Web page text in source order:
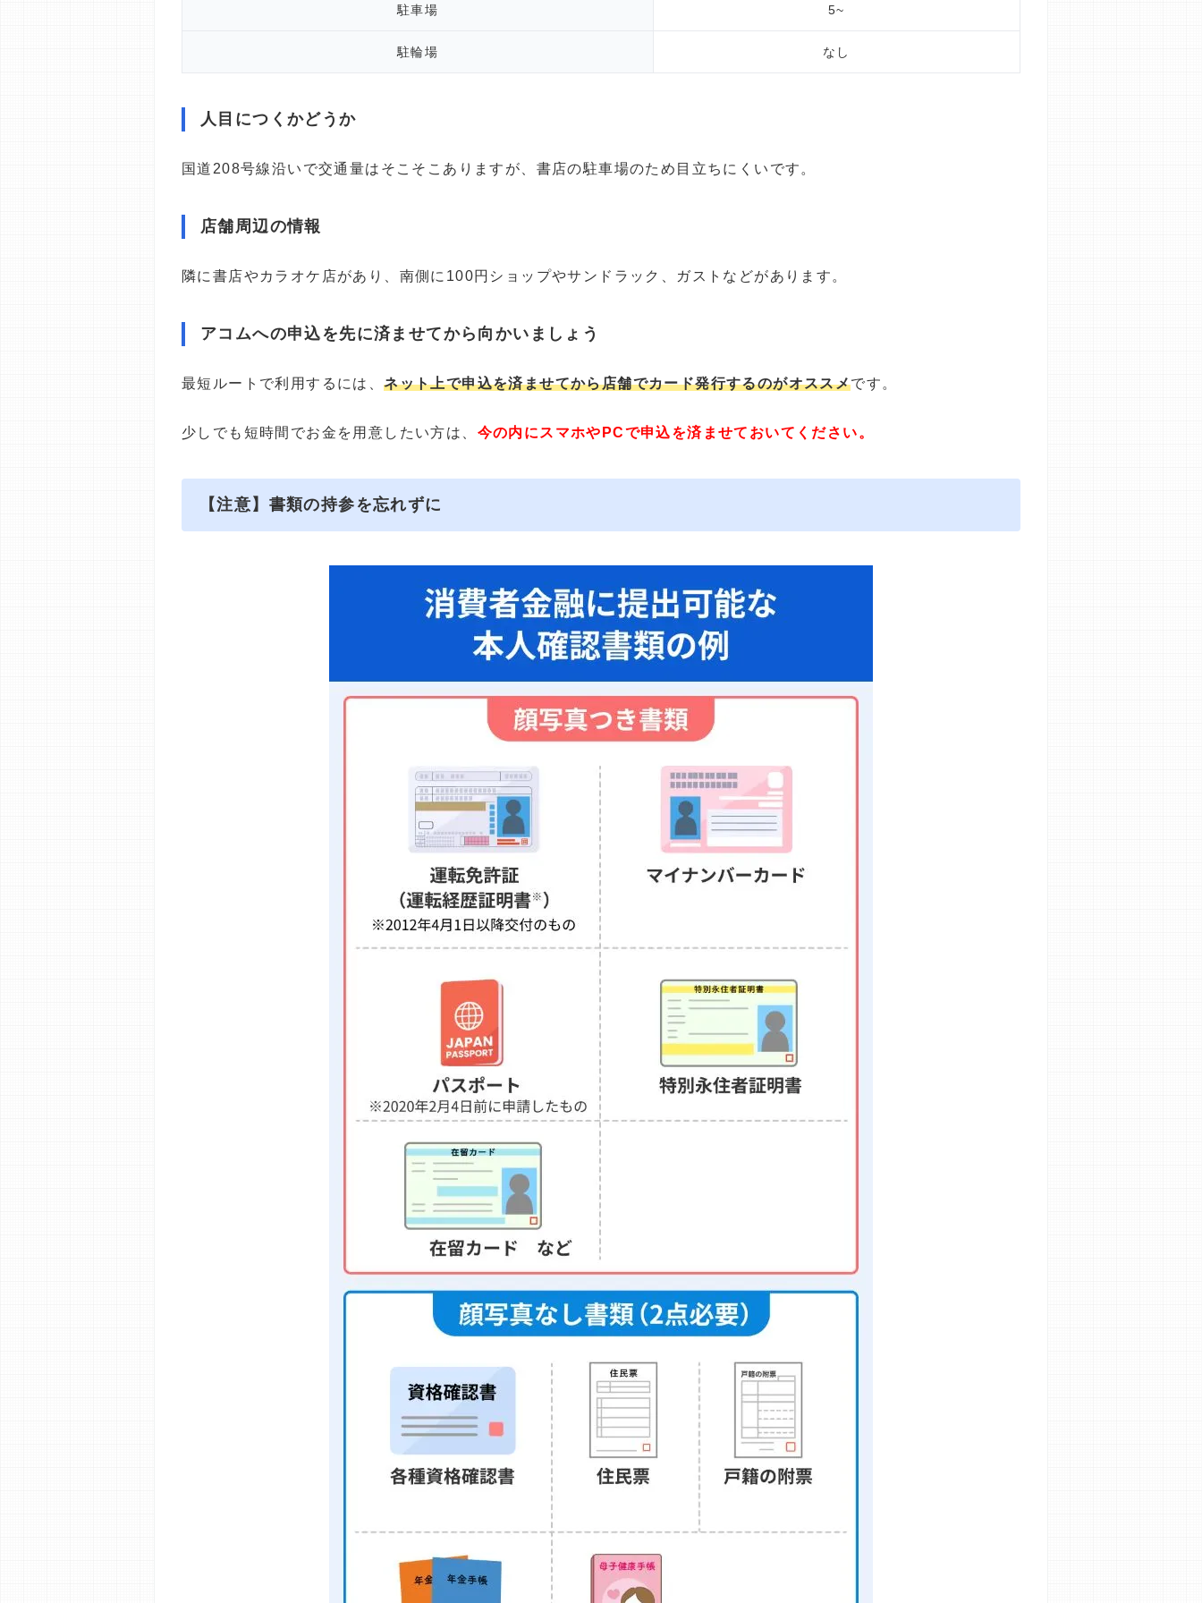
駐車場 5~
駐輪場 なし
人目につくかどうか
国道208号線沿いで交通量はそこそこありますが、書店の駐車場のため目立ちにくいです。
店舗周辺の情報
隣に書店やカラオケ店があり、南側に100円ショップやサンドラック、ガストなどがあります。
アコムへの申込を先に済ませてから向かいましょう
最短ルートで利用するには、ネット上で申込を済ませてから店舗でカード発行するのがオススメです。
少しでも短時間でお金を用意したい方は、 今の内にスマホやPCで申込を済ませておいてください。
【注意】書類の持参を忘れずに